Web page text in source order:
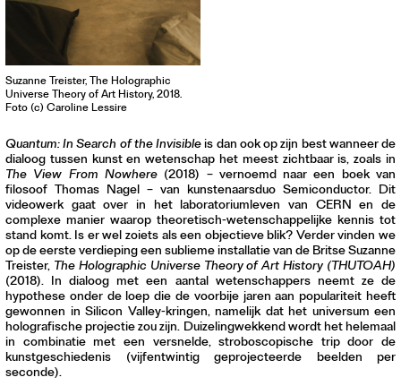
Suzanne Treister, The Holographic
Universe Theory of Art History, 2018.
Foto (c) Caroline Lessire
Quantum: In Search of the Invisibleis dan ook op zijn best wanneer de
dialoog tussen kunst en wetenschap het meest zichtbaar is, zoals in
The View From Nowhere(2018) – vernoemd naar een boek van
filosoof Thomas Nagel – van kunstenaarsduo Semiconductor. Dit
videowerk gaat over in het laboratoriumleven van CERN en de
complexe manier waarop theoretisch-wetenschappelijke kennis tot
stand komt. Is er wel zoiets als een objectieve blik? Verder vinden we
op de eerste verdieping een sublieme installatie van de Britse Suzanne
Treister, The Holographic Universe Theory of Art History (THUTOAH)
(2018). In dialoog met een aantal wetenschappers neemt ze de
hypothese onder de loep die de voorbije jaren aan populariteit heeft
gewonnen in Silicon Valley-kringen, namelijk dat het universum een
holografische projectie zou zijn. Duizelingwekkend wordt het helemaal
in combinatie met een versnelde, stroboscopische trip door de
kunstgeschiedenis (vijfentwintig geprojecteerde beelden per
seconde).